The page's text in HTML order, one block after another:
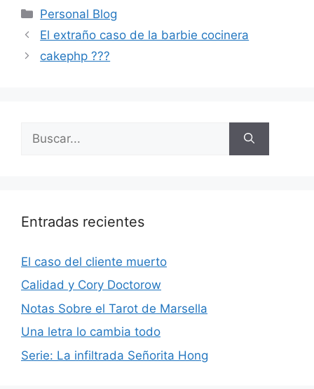
Categorías
Personal Blog
El extraño caso de la barbie cocinera
cakephp ???
Entradas recientes
El caso del cliente muerto
Calidad y Cory Doctorow
Notas Sobre el Tarot de Marsella
Una letra lo cambia todo
Serie: La infiltrada Señorita Hong